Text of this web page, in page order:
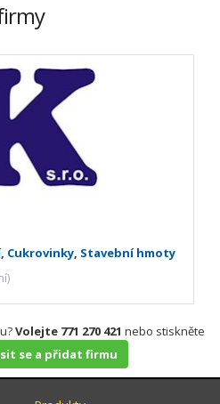
, Cukrovinky, Stavební hmoty
Volejte 771 270 421 nebo stiskněte
se a přidat firmu